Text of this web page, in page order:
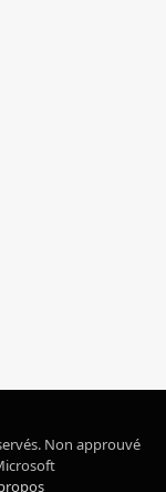
Non approuvé